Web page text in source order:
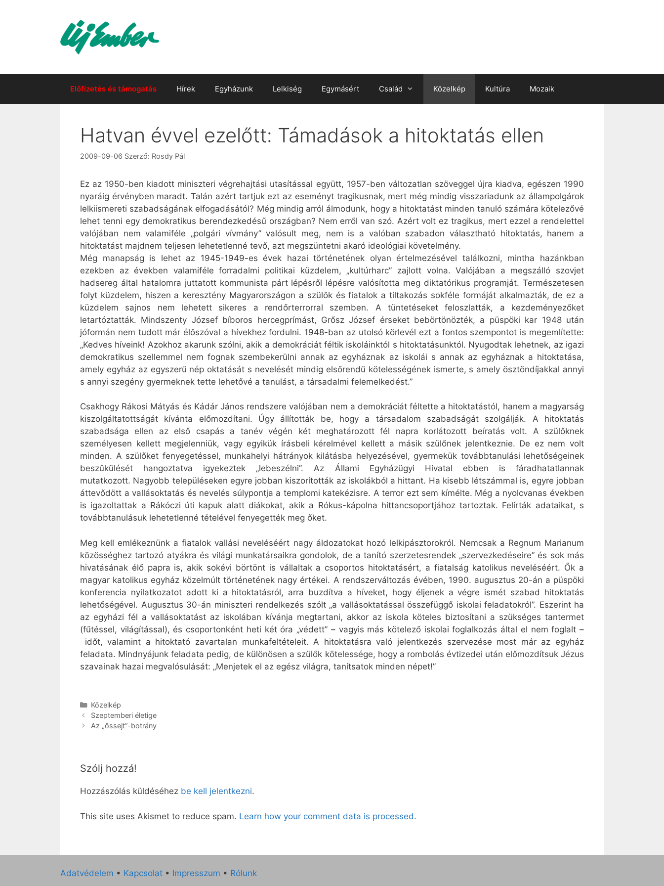
Előfizetés és támogatás Hírek Egyházunk Lelkiség Egymásért Család Közelkép Kultúra Mozaik
Hatvan évvel ezelőtt: Támadások a hitoktatás ellen
2009-09-06 Szerző: Rosdy Pál
Ez az 1950-ben kiadott miniszteri végrehajtási utasítással együtt, 1957-ben változatlan szöveggel újra kiadva, egészen 1990
nyaráig érvényben maradt. Talán azért tartjuk ezt az eseményt tragikusnak, mert még mindig visszariadunk az állampolgárok
lelkiismereti szabadságának elfogadásától? Még mindig arról álmodunk, hogy a hitoktatást minden tanuló számára kötelezővé
lehet tenni egy demokratikus berendezkedésű országban? Nem erről van szó. Azért volt ez tragikus, mert ezzel a rendelettel
valójában nem valamiféle „polgári vívmány” valósult meg, nem is a valóban szabadon választható hitoktatás, hanem a
hitoktatást majdnem teljesen lehetetlenné tevő, azt megszüntetni akaró ideológiai követelmény.
Még manapság is lehet az 1945-1949-es évek hazai történetének olyan értelmezésével találkozni, mintha hazánkban
ezekben az években valamiféle forradalmi politikai küzdelem, „kultúrharc” zajlott volna. Valójában a megszálló szovjet
hadsereg által hatalomra juttatott kommunista párt lépésről lépésre valósította meg diktatórikus programját. Természetesen
folyt küzdelem, hiszen a keresztény Magyarországon a szülők és fiatalok a tiltakozás sokféle formáját alkalmazták, de ez a
küzdelem sajnos nem lehetett sikeres a rendőrterrorral szemben. A tüntetéseket feloszlatták, a kezdeményezőket
letartóztatták. Mindszenty József bíboros hercegprímást, Grősz József érseket bebörtönözték, a püspöki kar 1948 után
jóformán nem tudott már élőszóval a hívekhez fordulni. 1948-ban az utolsó körlevél ezt a fontos szempontot is megemlítette:
„Kedves híveink! Azokhoz akarunk szólni, akik a demokráciát féltik iskoláinktól s hitoktatásunktól. Nyugodtak lehetnek, az igazi
demokratikus szellemmel nem fognak szembekerülni annak az egyháznak az iskolái s annak az egyháznak a hitoktatása,
amely egyház az egyszerű nép oktatását s nevelését mindig elsőrendű kötelességének ismerte, s amely ösztöndíjakkal annyi
s annyi szegény gyermeknek tette lehetővé a tanulást, a társadalmi felemelkedést.”
Csakhogy Rákosi Mátyás és Kádár János rendszere valójában nem a demokráciát féltette a hitoktatástól, hanem a magyarság
kiszolgáltatottságát kívánta előmozdítani. Úgy állították be, hogy a társadalom szabadságát szolgálják. A hitoktatás
szabadsága ellen az első csapás a tanév végén két meghatározott fél napra korlátozott beíratás volt. A szülőknek
személyesen kellett megjelenniük, vagy egyikük írásbeli kérelmével kellett a másik szülőnek jelentkeznie. De ez nem volt
minden. A szülőket fenyegetéssel, munkahelyi hátrányok kilátásba helyezésével, gyermekük továbbtanulási lehetőségeinek
beszűkülését hangoztatva igyekeztek „lebeszélni”. Az Állami Egyházügyi Hivatal ebben is fáradhatatlannak
mutatkozott. Nagyobb településeken egyre jobban kiszorították az iskolákból a hittant. Ha kisebb létszámmal is, egyre jobban
áttevődött a vallásoktatás és nevelés súlypontja a templomi katekézisre. A terror ezt sem kímélte. Még a nyolcvanas években
is igazoltattak a Rákóczi úti kapuk alatt diákokat, akik a Rókus-kápolna hittancsoportjához tartoztak. Felírták adataikat, s
továbbtanulásuk lehetetlenné tételével fenyegették meg őket.
Meg kell emlékeznünk a fiatalok vallási neveléséért nagy áldozatokat hozó lelkipásztorokról. Nemcsak a Regnum Marianum
közösséghez tartozó atyákra és világi munkatársaikra gondolok, de a tanító szerzetesrendek „szervezkedéseire” és sok más
hivatásának élő papra is, akik sokévi börtönt is vállaltak a csoportos hitoktatásért, a fiatalság katolikus neveléséért. Ők a
magyar katolikus egyház közelmúlt történetének nagy értékei. A rendszerváltozás évében, 1990. augusztus 20-án a püspöki
konferencia nyilatkozatot adott ki a hitoktatásról, arra buzdítva a híveket, hogy éljenek a végre ismét szabad hitoktatás
lehetőségével. Augusztus 30-án miniszteri rendelkezés szólt „a vallásoktatással összefüggő iskolai feladatokról”. Eszerint ha
az egyházi fél a vallásoktatást az iskolában kívánja megtartani, akkor az iskola köteles biztosítani a szükséges tantermet
(fűtéssel, világítással), és csoportonként heti két óra „védett” – vagyis más kötelező iskolai foglalkozás által el nem foglalt –
időt, valamint a hitoktató zavartalan munkafeltételeit. A hitoktatásra való jelentkezés szervezése most már az egyház
feladata. Mindnyájunk feladata pedig, de különösen a szülők kötelessége, hogy a rombolás évtizedei után előmozdítsuk Jézus
szavainak hazai megvalósulását: „Menjetek el az egész világra, tanítsatok minden népet!”
Kategória
Közelkép
Szeptemberi életige
Az „őssejt”-botrány
Szólj hozzá!
Hozzászólás küldéséhez be kell jelentkezni.
This site uses Akismet to reduce spam. Learn how your comment data is processed.
Adatvédelem • Kapcsolat • Impresszum • Rólunk